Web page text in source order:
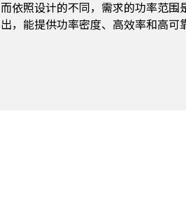
而依照设计的不同，需求的功率范围
出，能提供功率密度、高效率和高可